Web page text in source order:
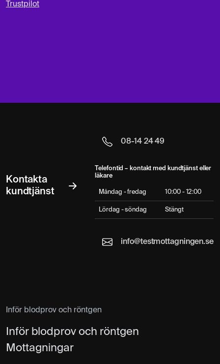
Trustpilot
Kontakta
kundtjänst
08-14 24 49
Telefontid – kontakt med kundtjänst eller
läkare
Måndag - fredag 10:00 - 12:00
Lördag - söndag Stängt
info@testmottagningen.se
Inför blodprov och röntgen
Inför blodprov och röntgen
Mottagningar